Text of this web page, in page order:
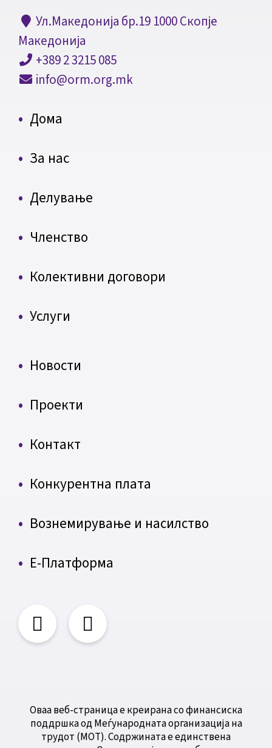
Ул.Македонија бр.19 1000 Скопје
Македонија
+389 2 3215 085
info@orm.org.mk
Дома
За нас
Делување
Членство
Колективни договори
Услуги
Новости
Проекти
Контакт
Конкурентна плата
Вознемирување и насилство
Е-Платформа
Оваа веб-страница е креирана со финансиска
поддршка од Меѓународната организација на
трудот (МОТ). Содржината е единствена